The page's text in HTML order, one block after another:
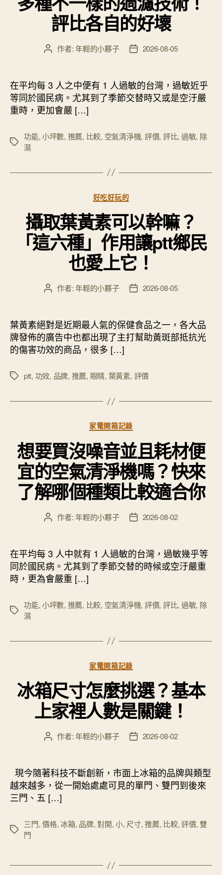
評比各自的好壞
文
者
作者:年輕的小夥子
文
佈
日
期
2026-08-05
在平均每 3 人之中便有 1 人過敏的台灣，過敏近乎
等同於國民病。尤其到了季節交替時又或是空汙嚴
重時，更加會嚴 […]
標
功能,小坪數, 推薦, 比較, 空氣清淨機, 評價, 評比, 過敏, 除
濕
分
類
好吃好玩的
攝取葉黃素可以幹嘛？
「這六種」作用讓ptt鄉民
也愛上它！
文
者
作者:年輕的小夥子
文
佈
日
期
2026-08-05
葉黃素絕對是近期最人氣的保健食品之一，各大品
牌發佈的廣告中也都出現了主打幫助黃斑部抵抗光
的傷害功效的商品，很多 […]
標
ptt, 功效, 品牌, 推薦, 眼睛, 葉黃素, 評價
分
類
家電開箱記錄
想要買沒噪音並且耗材便
宜的空氣清淨機嗎？快來
了解哪個種類比較適合你
文
者
作者:年輕的小夥子
文
佈
日
期
2026-08-02
在平均每 3 人中就有 1 人過敏的台灣，過敏幾乎等
同於國民病。尤其到了季節交替的時候或空汙嚴重
時，更為會嚴重 […]
標
功能,小坪數, 推薦, 比較, 空氣清淨機, 評價, 評比, 過敏, 除
濕
分
類
家電開箱記錄
冰箱尺寸怎麼挑選？基本
上家裡人數是關鍵！
文
者
作者:年輕的小夥子
文
佈
日
期
2026-08-02
現今隨著科技不斷創新，市面上冰箱的品牌與類型
越來越多，從一開始處處可見的單門、雙門到後來
三門、五 […]
標
三門,價格, 冰箱, 品牌,對開,小, 尺寸,推薦, 比較,評價,雙
門